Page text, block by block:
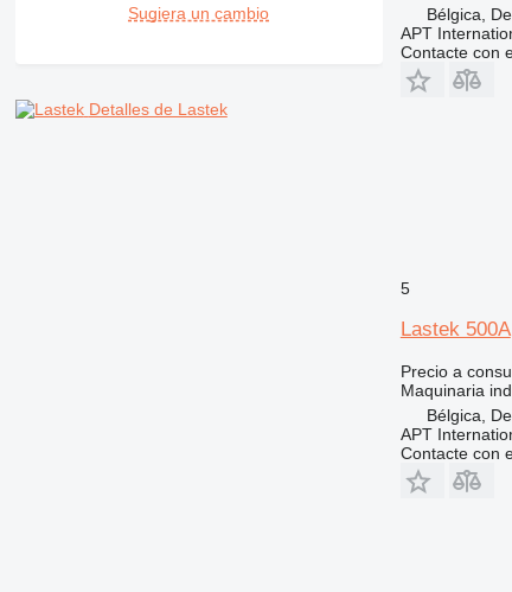
Sugiera un cambio
Detalles de Lastek
Bélgica,
APT
Contacte con
5
Lastek 500A
Precio a
Maquinaria
Bélgica,
APT
Contacte con